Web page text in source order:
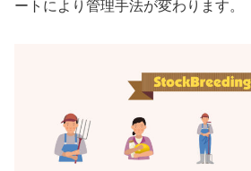
ートにより管理手法が変わります。